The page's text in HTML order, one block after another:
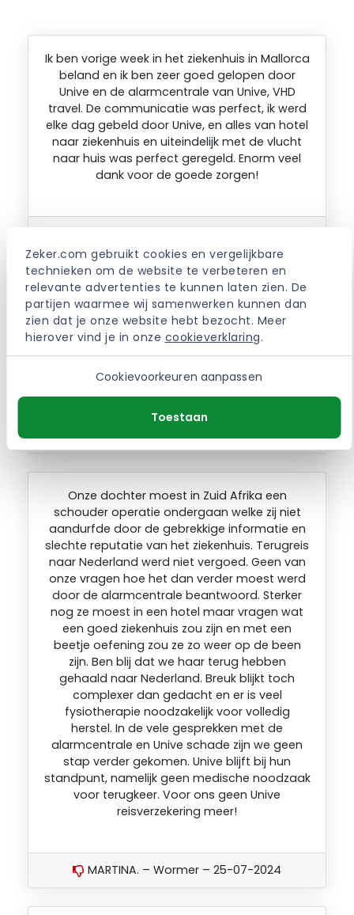
Zeker.com gebruikt cookies en vergelijkbare
technieken om de website te verbeteren en
relevante advertenties te kunnen laten zien. De
partijen waarmee wij samenwerken kunnen dan
zien dat je onze website hebt bezocht. Meer
hierover vind je in onze cookieverklaring.
Cookievoorkeuren aanpassen
Toestaan
Ik ben vorige week in het ziekenhuis in Mallorca
beland en ik ben zeer goed gelopen door
Unive en de alarmcentrale van Unive, VHD
travel. De communicatie was perfect, ik werd
elke dag gebeld door Unive, en alles van hotel
naar ziekenhuis en uiteindelijk met de vlucht
naar huis was perfect geregeld. Enorm veel
dank voor de goede zorgen!
Ik kan door opname van mijn vriendin in een
verpleeghuis nooit meer op vakantie dus wil ik
mijn doorlopende reisverzekering opzeggen.
Ze houden me vast aan het 1 jarig contract.
Dus weinig empathie en ze hebben me ook
niet terug gebeld of gemaild zoals beloofd.
HENK. – Rijssen – 15-08-2024
Onze dochter moest in Zuid Afrika een
schouder operatie ondergaan welke zij niet
aandurfde door de gebrekkige informatie en
slechte reputatie van het ziekenhuis. Terugreis
naar Nederland werd niet vergoed. Geen van
onze vragen hoe het dan verder moest werd
door de alarmcentrale beantwoord. Sterker
nog ze moest in een hotel maar vragen wat
een goed ziekenhuis zou zijn en met een
beetje oefening zou ze zo weer op de been
zijn. Ben blij dat we haar terug hebben
gehaald naar Nederland. Breuk blijkt toch
complexer dan gedacht en er is veel
fysiotherapie noodzakelijk voor volledig
herstel. In de vele gesprekken met de
alarmcentrale en Unive schade zijn we geen
stap verder gekomen. Unive blijft bij hun
standpunt, namelijk geen medische noodzaak
voor terugkeer. Voor ons geen Unive
reisverzekering meer!
MARTINA. – Wormer – 25-07-2024